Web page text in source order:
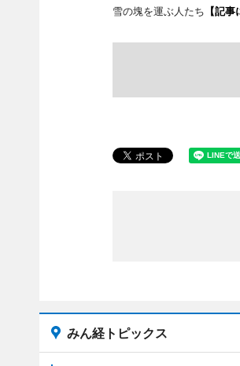
雪の塊を運ぶ人たち 【記事
みん経トピックス